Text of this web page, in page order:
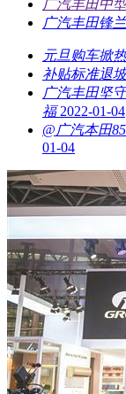
广汽丰田中
广汽丰田锋
元旦购车掀
补贴标准退
广汽丰田坚
福 2022-01-04
@广汽本田
01-04